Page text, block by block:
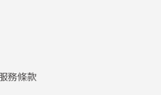
務條款